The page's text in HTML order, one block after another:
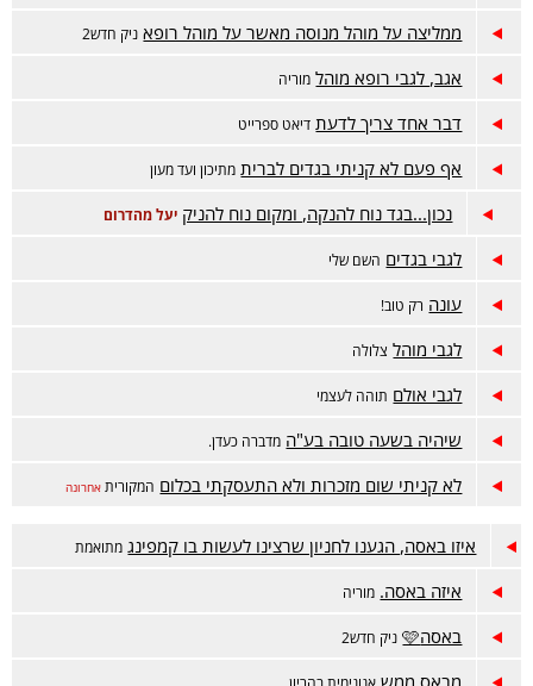
ממליצה על מוהל מנוסה מאשר על מוהל רופא ניק חדש2
אגב, לגבי רופא מוהל מוריה
דבר אחד צריך לדעת דיאט ספרייט
אף פעם לא קניתי בגדים לברית מתיכון ועד מעון
נכון...בגד נוח להנקה, ומקום נוח להניק יעל מהדרום
לגבי בגדים השם שלי
עונה רק טוב!
לגבי מוהל צלולה
לגבי אולם תוהה לעצמי
שיהיה בשעה טובה בע"ה מדברה כעדן.
לא קניתי שום מזכרות ולא התעסקתי בכלום המקורית אחרונה
איזו באסה, הגענו לחניון שרצינו לעשות בו קמפינג מתואמת
איזה באסה. מוריה
באסה🩷 ניק חדש2